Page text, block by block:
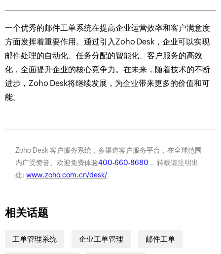
一个优秀的邮件工单系统在提高企业运营效率和客户满意度
方面发挥着重要作用。通过引入Zoho Desk，企业可以实现
邮件处理的自动化、任务分配的智能化、客户服务的高效
化，全面提升企业的核心竞争力。在未来，随着技术的不断
进步，Zoho Desk将继续发展，为企业带来更多的价值和可
能。
Zoho Desk 客户服务系统，多渠道客户服务平台，在全球范围
内广受赞誉。欢迎免费体验400-660-8680 ， 转载请注明出
处:www.zoho.com.cn/desk/
相关话题
工单管理系统 企业工单管理 邮件工单